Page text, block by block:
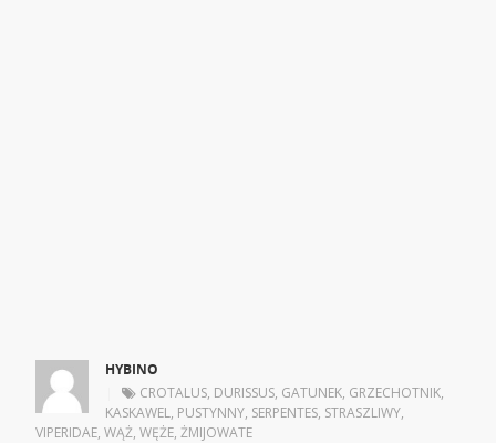
HYBINO
CROTALUS, DURISSUS, GATUNEK, GRZECHOTNIK,
KASKAWEL, PUSTYNNY, SERPENTES, STRASZLIWY,
VIPERIDAE,WĄŻ,WĘŻE,ŻMIJOWATE